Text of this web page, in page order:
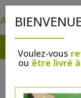
Voulez-vous
ou être livré